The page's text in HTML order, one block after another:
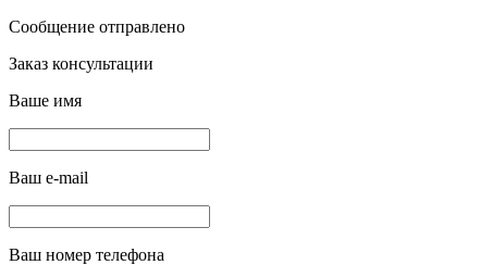
Сообщение отправлено
Заказ консультации
Ваше имя
Ваш e-mail
Ваш номер телефона